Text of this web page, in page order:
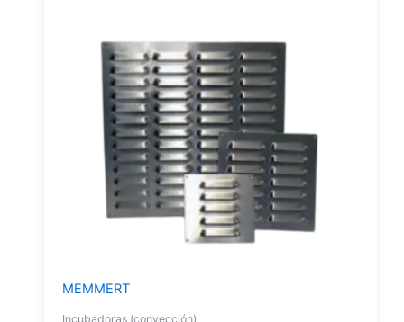
MEMMERT
Incubadoras (convección)